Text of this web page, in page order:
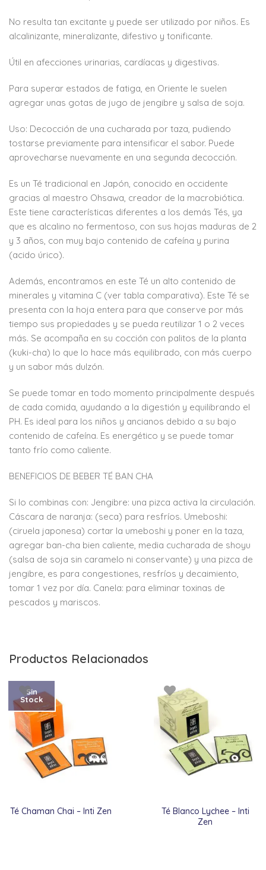
No resulta tan excitante y puede ser utilizado por niños. Es
alcalinizante, mineralizante, difestivo y tonificante.
Útil en afecciones urinarias, cardíacas y digestivas.
Para superar estados de fatiga, en Oriente le suelen
agregar unas gotas de jugo de jengibre y salsa de soja.
Uso: Decocción de una cucharada por taza, pudiendo
tostarse previamente para intensificar el sabor. Puede
aprovecharse nuevamente en una segunda decocción.
Es un Té tradicional en Japón, conocido en occidente
gracias al maestro Ohsawa, creador de la macrobiótica.
Este tiene características diferentes a los demás Tés, ya
que es alcalino no fermentoso, con sus hojas maduras de 2
y 3 años, con muy bajo contenido de cafeína y purina
(acido úrico).
Además, encontramos en este Té un alto contenido de
minerales y vitamina C (ver tabla comparativa). Este Té se
presenta con la hoja entera para que conserve por más
tiempo sus propiedades y se pueda reutilizar 1 o 2 veces
más. Se acompaña en su cocción con palitos de la planta
(kuki-cha) lo que lo hace más equilibrado, con más cuerpo
y un sabor más dulzón.
Se puede tomar en todo momento principalmente después
de cada comida, ayudando a la digestión y equilibrando el
PH. Es ideal para los niños y ancianos debido a su bajo
contenido de cafeína. Es energético y se puede tomar
tanto frío como caliente.
BENEFICIOS DE BEBER TÉ BAN CHA
Si lo combinas con: Jengibre: una pizca activa la circulación.
Cáscara de naranja: (seca) para resfríos. Umeboshi:
(ciruela japonesa) cortar la umeboshi y poner en la taza,
agregar ban-cha bien caliente, media cucharada de shoyu
(salsa de soja sin caramelo ni conservante) y una pizca de
jengibre, es para congestiones, resfríos y decaimiento,
tomar 1 vez por día. Canela: para eliminar toxinas de
pescados y mariscos.
Productos Relacionados
Té Chaman Chai – Inti Zen
Sin
Stock
Té Blanco Lychee – Inti
Zen